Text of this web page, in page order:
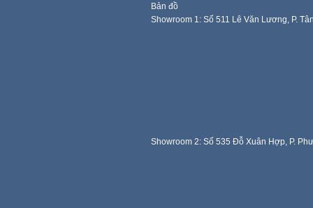
Bản đồ
Showroom 1: Số 511 Lê Văn Lương, P.
Showroom 2: Số 535 Đỗ Xuân Hợp, P.